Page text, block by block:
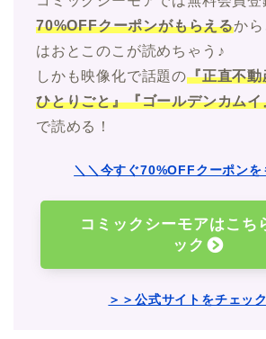
70%OFFクーポンがもらえるか
はおとこのこが読めちゃう♪
しかも映像化で話題の『正直不
ひとりごと』『ゴールデンカム
で読める！
＼＼今すぐ70%OFFクーポンを
コミックシーモアはこち
ック
＞＞公式サイトをチェッ